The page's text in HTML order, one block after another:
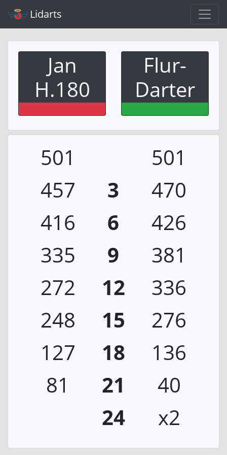
Lidarts
Jan
H.180
Flur-
Darter
501
501
457
3
470
416
6
426
335
9
381
272
12
336
248
15
276
127
18
136
81
21
40
24
x2